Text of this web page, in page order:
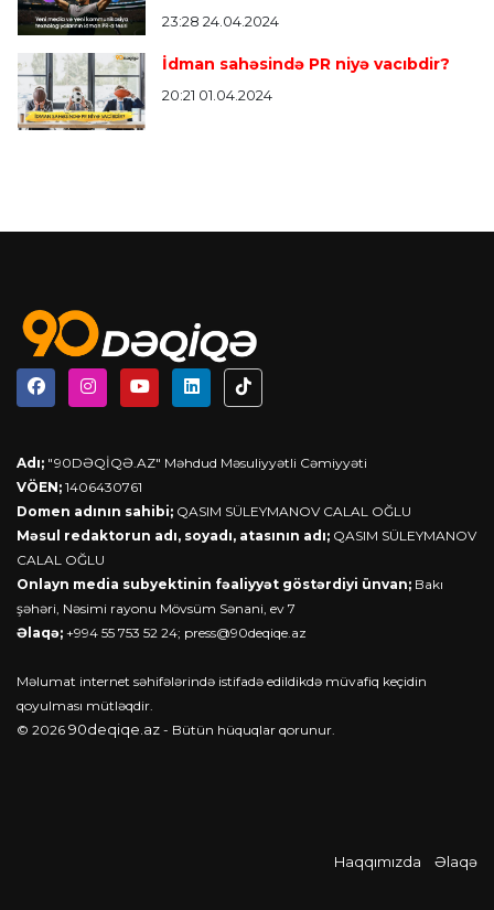
23:28 24.04.2024
İdman sahəsində PR niyə vacıbdir?
20:21 01.04.2024
Adı; "90DƏQİQƏ.AZ" Məhdud Məsuliyyətli Cəmiyyəti
VÖEN; 1406430761
Domen adının sahibi; QASIM SÜLEYMANOV CALAL OĞLU
Məsul redaktorun adı, soyadı, atasının adı; QASIM SÜLEYMANOV
CALAL OĞLU
Onlayn media subyektinin fəaliyyət göstərdiyi ünvan; Bakı
şəhəri, Nəsimi rayonu Mövsüm Sənani, ev 7
Əlaqə; +994 55 753 52 24; press@90deqiqe.az
Məlumat internet səhifələrində istifadə edildikdə müvafiq keçidin
qoyulması mütləqdir.
© 2026 90deqiqe.az - Bütün hüquqlar qorunur.
Haqqımızda Əlaqə